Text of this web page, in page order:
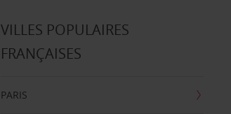
VILLES POPULAIRES
FRANÇAISES
PARIS